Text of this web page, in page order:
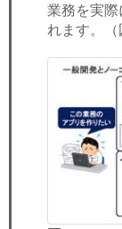
業務を実
れます。（